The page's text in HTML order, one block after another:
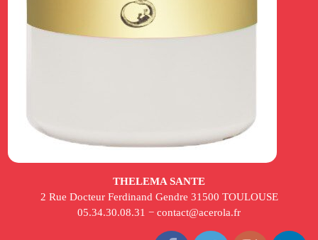
THELEMA SANTE
2 Rue Docteur Ferdinand Gendre 31500 TOULOUSE
05.34.30.08.31 − contact@acerola.fr